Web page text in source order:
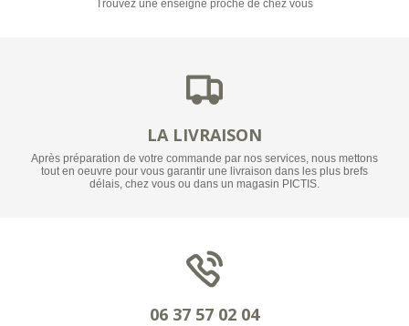
Trouvez une enseigne proche de chez vous
LA LIVRAISON
Après préparation de votre commande par nos services, nous mettons
tout en oeuvre pour vous garantir une livraison dans les plus brefs
délais, chez vous ou dans un magasin PICTIS.
06 37 57 02 04